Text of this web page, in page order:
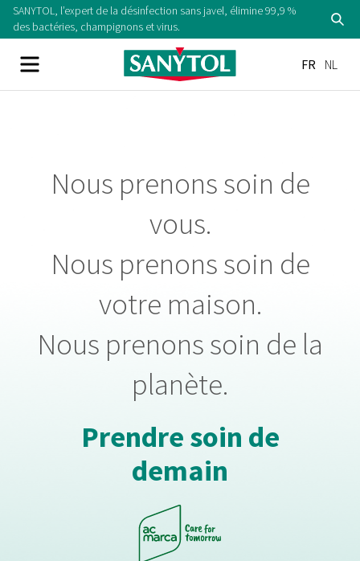
SANYTOL, l’expert de la désinfection sans javel, élimine 99,9 %
des bactéries, champignons et virus.
FR NL
Nous prenons soin de
vous.
Nous prenons soin de
votre maison.
Nous prenons soin de la
planète.
Prendre soin de
demain